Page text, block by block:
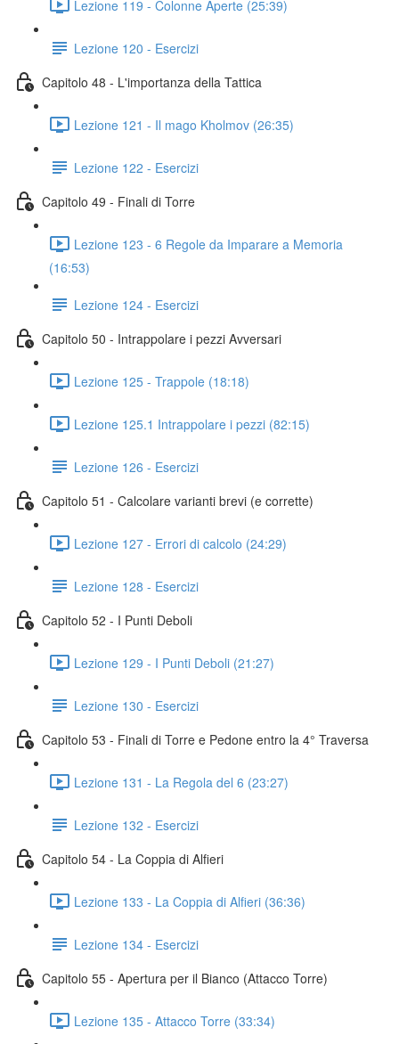
Lezione 119 - Colonne Aperte (25:39)
Lezione 120 - Esercizi
Capitolo 48 - L'importanza della Tattica
Lezione 121 - Il mago Kholmov (26:35)
Lezione 122 - Esercizi
Capitolo 49 - Finali di Torre
Lezione 123 - 6 Regole da Imparare a Memoria
(16:53)
Lezione 124 - Esercizi
Capitolo 50 - Intrappolare i pezzi Avversari
Lezione 125 - Trappole (18:18)
Lezione 125.1 Intrappolare i pezzi (82:15)
Lezione 126 - Esercizi
Capitolo 51 - Calcolare varianti brevi (e corrette)
Lezione 127 - Errori di calcolo (24:29)
Lezione 128 - Esercizi
Capitolo 52 - I Punti Deboli
Lezione 129 - I Punti Deboli (21:27)
Lezione 130 - Esercizi
Capitolo 53 - Finali di Torre e Pedone entro la 4° Traversa
Lezione 131 - La Regola del 6 (23:27)
Lezione 132 - Esercizi
Capitolo 54 - La Coppia di Alfieri
Lezione 133 - La Coppia di Alfieri (36:36)
Lezione 134 - Esercizi
Capitolo 55 - Apertura per il Bianco (Attacco Torre)
Lezione 135 - Attacco Torre (33:34)